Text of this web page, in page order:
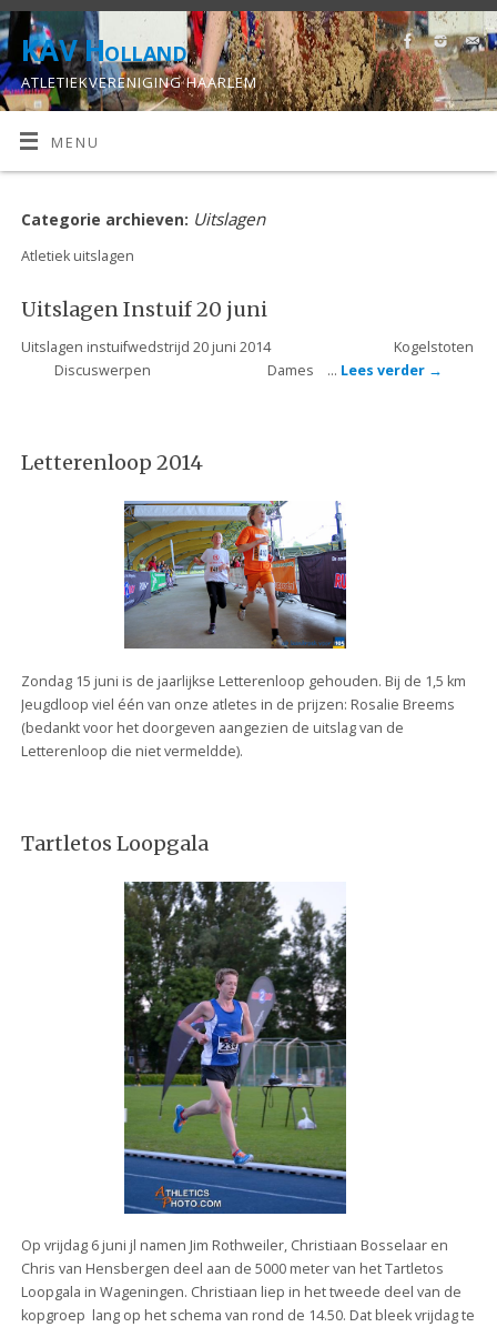
KAV Holland
ATLETIEKVERENIGING HAARLEM
MENU
Categorie archieven: Uitslagen
Atletiek uitslagen
Uitslagen Instuif 20 juni
Uitslagen instuifwedstrijd 20 juni 2014 Kogelstoten
Discuswerpen Dames … Lees verder →
Letterenloop 2014
Zondag 15 juni is de jaarlijkse Letterenloop gehouden. Bij de 1,5 km
Jeugdloop viel één van onze atletes in de prijzen: Rosalie Breems
(bedankt voor het doorgeven aangezien de uitslag van de
Letterenloop die niet vermeldde).
Tartletos Loopgala
Op vrijdag 6 juni jl namen Jim Rothweiler, Christiaan Bosselaar en
Chris van Hensbergen deel aan de 5000 meter van het Tartletos
Loopgala in Wageningen. Christiaan liep in het tweede deel van de
kopgroep lang op het schema van rond de 14.50. Dat bleek vrijdag te